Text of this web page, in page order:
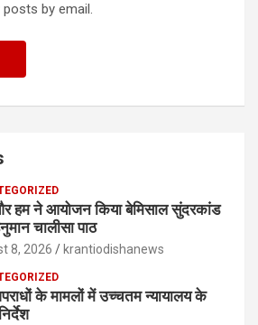
by email.
हम ने आयोजन किया बेमिसाल सुंदरकांड
चालीसा पाठ
8, 2026 krantiodishanews
के मामलों में उच्चतम न्यायालय के